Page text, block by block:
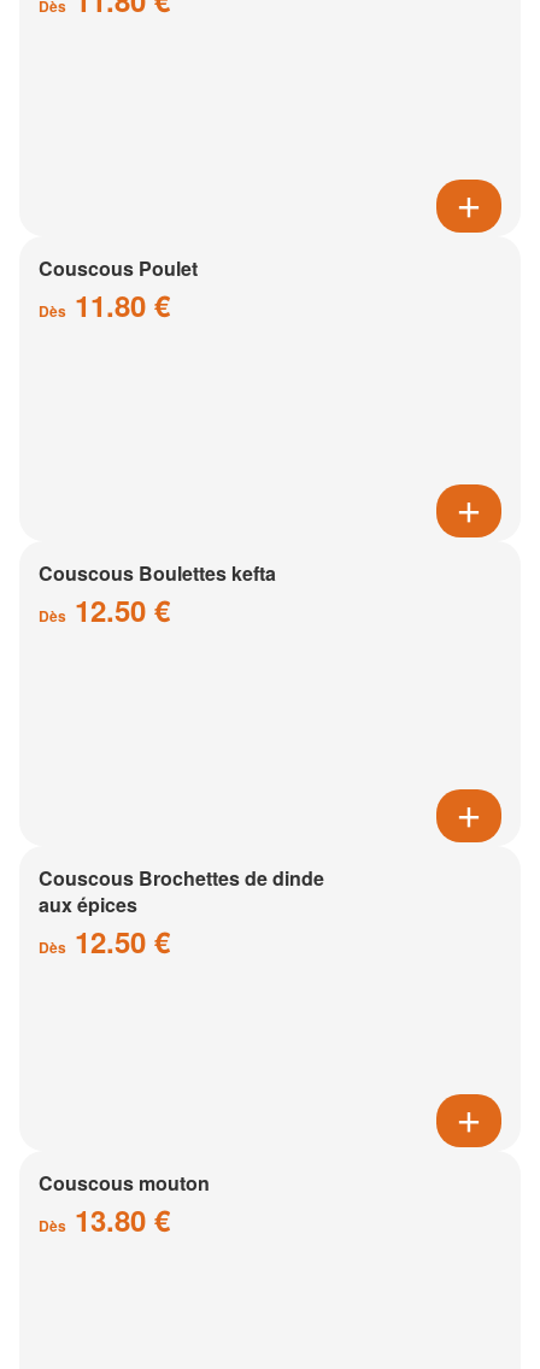
Dès
Couscous Poulet
Dès 11.80 €
Couscous Boulettes kefta
Dès 12.50 €
Couscous Brochettes de dinde
aux épices
Dès 12.50 €
Couscous mouton
Dès 13.80 €